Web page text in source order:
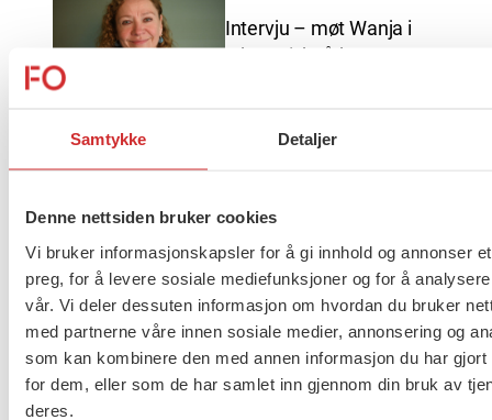
Samtykke Detaljer
Denne nettsiden bruker cookies
Vi bruker informasjonskapsler for å gi innhold og annonser
preg, for å levere sosiale mediefunksjoner og for å
vår. Vi deler dessuten informasjon om hvordan du bruker
med partnerne våre innen sosiale medier, annonsering og
som kan kombinere den med annen informasjon du har gjort
for dem, eller som de har samlet inn gjennom din bruk av
deres.
Intervju – møt Wanja i
yrkesetisk råd
Brudd i lønnsoppgjøret for
ansatte innen barnevern,
omsorg og asylmottak (NHO
453)